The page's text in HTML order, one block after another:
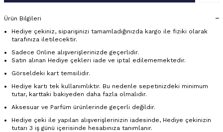
Ürün Bilgileri
Hediye çekiniz, siparişinizi tamamladığınızda kargo ile fiziki olarak
tarafınıza iletilecektir.
Sadece Online alışverişlerinizde geçerlidir.
Satın alınan Hediye çekleri iade ve iptal edilememektedir.
Görseldeki kart temsilidir.
Hediye kartı tek kullanımlıktır. Bu nedenle sepetinizdeki minimum
tutar, karttaki bakiyeden daha fazla olmalıdır.
Aksesuar ve Parfüm ürünlerinde geçerli değildir.
Hediye çeki ile yapılan alışverişlerinizin iadesinde, Hediye çekinizin
tutarı 3 iş günü içerisinde hesabınıza tanımlanır.